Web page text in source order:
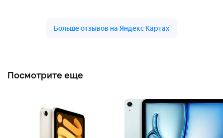
Посмотрите еще